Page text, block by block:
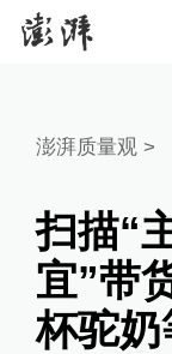
澎湃质量观>
扫描“
宜”带
杯驼奶